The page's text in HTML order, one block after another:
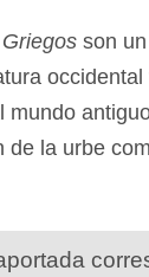
son
mundo
de la urbe